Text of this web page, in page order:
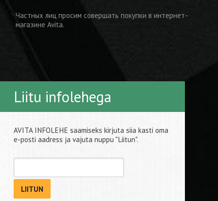
Частных лиц просим совершать покупки в интернет-
магазине Avita.
Liitu infolehega
AVITA INFOLEHE saamiseks kirjuta siia kasti oma
e-posti aadress ja vajuta nuppu "Liitun".
LIITUN